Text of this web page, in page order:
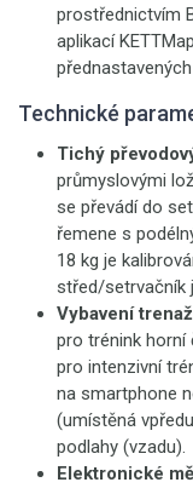
prostřednictvím
aplikací
Technické
Tichý
průmyslovými
se převádí do
řemene s
18 kg je
střed/setrvačník
Vybavení
pro trénink horní
pro intenzivní
na smartphone
(umístěná
podlahy (vzadu).
Elektronické